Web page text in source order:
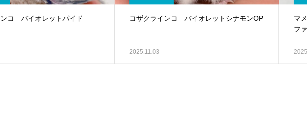
ンコ バイオレットパイド
コザクラインコ バイオレットシナモンOP
2025.11.03
マ
フ